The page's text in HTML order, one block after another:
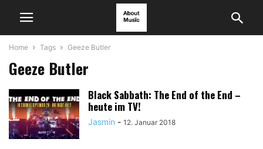
Home Tags Geeze Butler
Geeze Butler
Black Sabbath: The End of the End –
heute im TV!
Jasmin - 12. Januar 2018